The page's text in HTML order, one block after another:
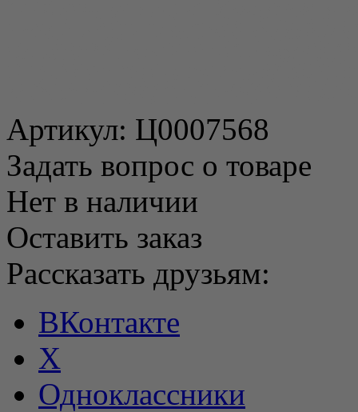
Артикул: Ц0007568
Задать вопрос о товаре
Нет в наличии
Оставить заказ
Рассказать друзьям:
ВКонтакте
X
Одноклассники